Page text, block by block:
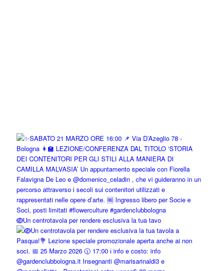
🪺Un centrotavola per rendere esclusiva la tua tavo